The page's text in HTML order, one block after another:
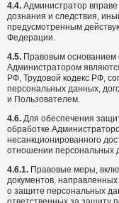
4.4. Администратор
дознания и следствия,
предусмотренным
Федерации.
4.5. Правовым основанием
Администратором
РФ, Трудовой кодекс РФ,
персональных данных,
и Пользователем.
4.6. Для обеспечения
обработке
несанкционированного
отношении персональных
4.6.1. Правовые меры,
документов,
о защите персональных